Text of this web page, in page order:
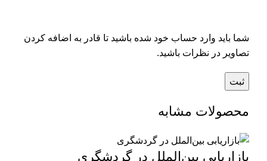
شما باید وارد حساب خود شده باشید تا قادر به اضافه کردن
تصاویر در نظرات باشید.
محصولات مشابه
بازاریابی بین‌الملل در گردشگری